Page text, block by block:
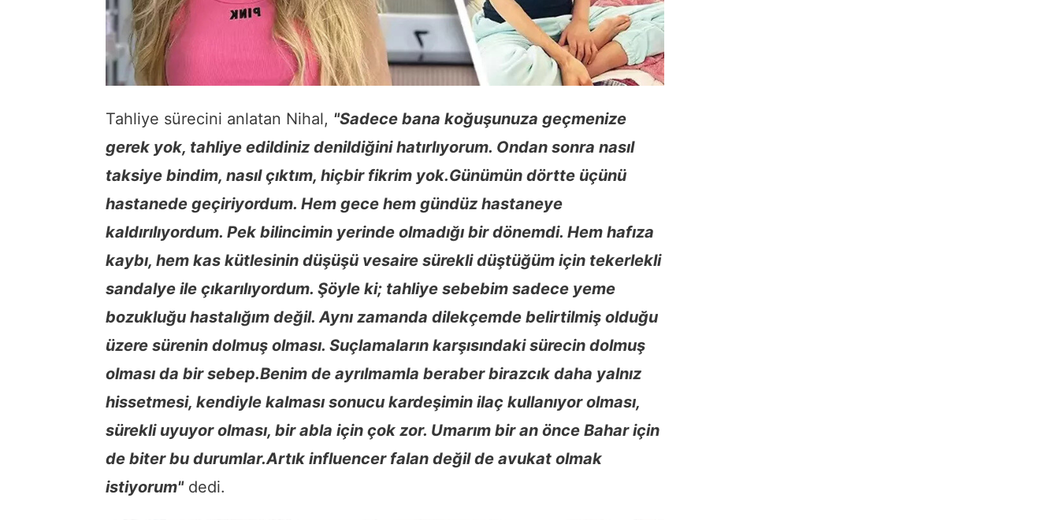
Tahliye sürecini anlatan Nihal, "Sadece bana koğuşunuza geçmenize
gerek yok, tahliye edildiniz denildiğini hatırlıyorum. Ondan sonra nasıl
taksiye bindim, nasıl çıktım, hiçbir fikrim yok.Günümün dörtte üçünü
hastanede geçiriyordum. Hem gece hem gündüz hastaneye
kaldırılıyordum. Pek bilincimin yerinde olmadığı bir dönemdi. Hem hafıza
kaybı, hem kas kütlesinin düşüşü vesaire sürekli düştüğüm için tekerlekli
sandalye ile çıkarılıyordum. Şöyle ki; tahliye sebebim sadece yeme
bozukluğu hastalığım değil. Aynı zamanda dilekçemde belirtilmiş olduğu
üzere sürenin dolmuş olması. Suçlamaların karşısındaki sürecin dolmuş
olması da bir sebep.Benim de ayrılmamla beraber birazcık daha yalnız
hissetmesi, kendiyle kalması sonucu kardeşimin ilaç kullanıyor olması,
sürekli uyuyor olması, bir abla için çok zor. Umarım bir an önce Bahar için
de biter bu durumlar.Artık influencer falan değil de avukat olmak
istiyorum"dedi.